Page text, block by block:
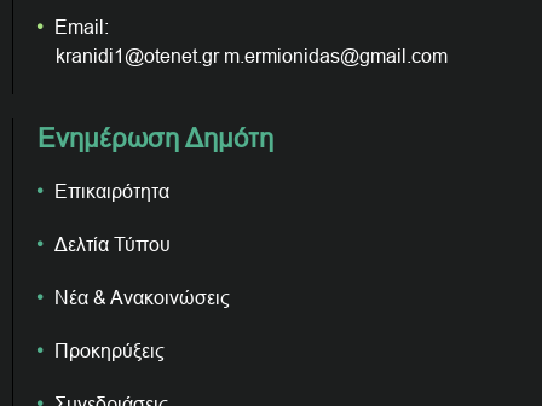
Email:
kranidi1@otenet.gr m.ermionidas@gmail.com
Ενημέρωση Δημότη
Επικαιρότητα
Δελτία Τύπου
Νέα & Ανακοινώσεις
Προκηρύξεις